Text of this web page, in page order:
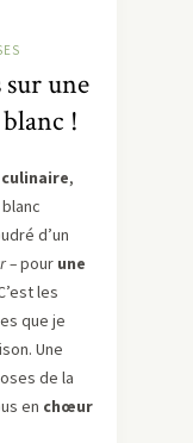
sur une
!
,
d’un
–pour une
les
que je
Une
de la
en chœur